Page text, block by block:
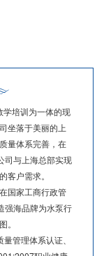
学培训为一体的现
坐落于美丽的上
量体系完善，在
司与上海总部实现
客户需求。
国家工商行政管
强海品牌为水泵行
。
管理体系认证、